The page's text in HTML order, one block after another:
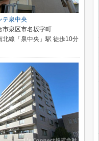
テ泉中央
市泉区市名坂字町
北線「泉中央」駅 徒歩10分